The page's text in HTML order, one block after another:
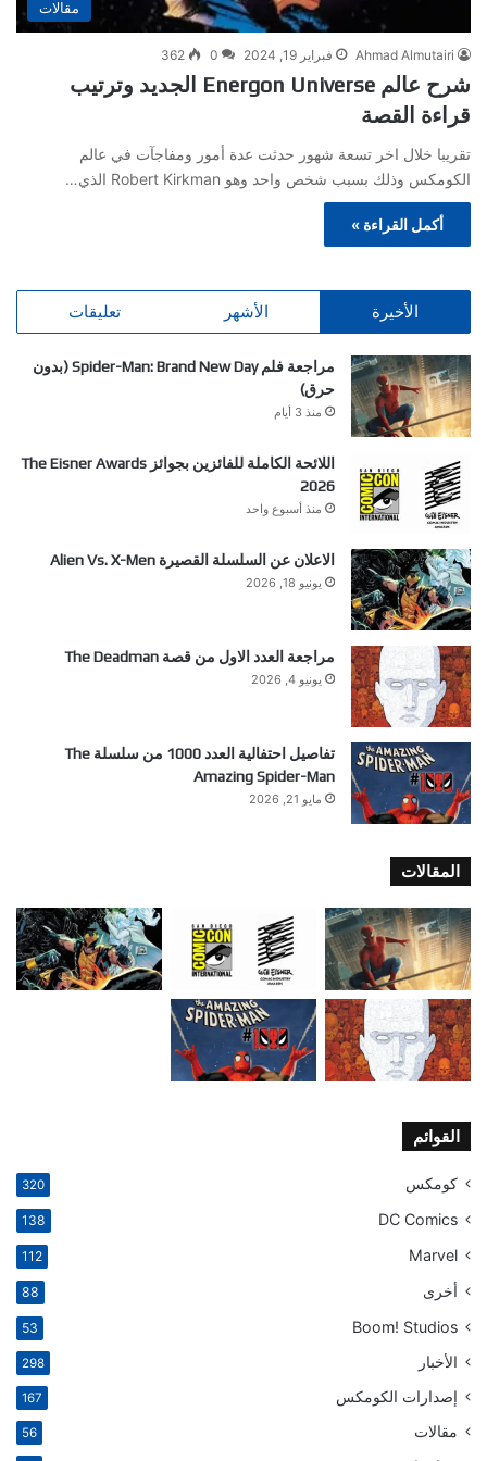
مقالات
Ahmad Almutairi فبراير 19, 2024 0
362
شرح عالم Energon Universe الجديد وترتيب
قراءة القصة
تقريبا خلال اخر تسعة شهور حدثت عدة أمور ومفاجآت في عالم
الكومكس وذلك بسبب شخص واحد وهو Robert Kirkman الذي…
أكمل القراءة »
الأخيرة الأشهر تعليقات
مراجعة فلم Spider-Man: Brand New Day (بدون
حرق)
منذ 3 أيام
اللائحة الكاملة للفائزين بجوائز The Eisner Awards
2026
منذ أسبوع واحد
الاعلان عن السلسلة القصيرة Alien Vs. X-Men
يونيو 18, 2026
مراجعة العدد الاول من قصة The Deadman
يونيو 4, 2026
تفاصيل احتفالية العدد 1000 من سلسلة The
Amazing Spider-Man
مايو 21, 2026
المقالات
القوائم
كومكس 320
DC Comics
138
Marvel
112
أخرى 88
Boom! Studios
53
الأخبار 298
إصدارات الكومكس 167
مقالات 56